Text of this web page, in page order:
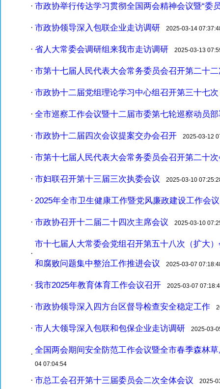
· 市政协举行传达学习贯彻全国两会精神会议暨“委
· 市政协领导深入包联企业走访调研 2025-03-14
· 省人大常委会调研组来我市走访调研 2025-03-13
· 市第十七届人民代表大会常务委员会召开第二十
· 市政协十二届党组理论学习中心组召开第三十七
· 全市巡察工作会议暨十二届市委第七轮巡察动员
· 市政协十二届四次会议提案交办会召开 2025-03-12
· 市第十七届人民代表大会常务委员会召开第二十
· 市妇联召开第十三届三次执委会议 2025-03-10
· 2025年全市卫生健康工作暨党风廉政建设工作会
· 市政协召开十二届二十四次主席会议 2025-03-10
·
市十七届人大常委会党组召开第五十八次（扩大
和腐败问题集中整治工作推进会议
2025-03-07
· 我市2025年教育体育工作会议召开 2025-03-07
· 市政协领导深入四方台区督导检查安全稳定工作
· 市人大领导深入包联和包保企业走访调研 2025-03-
· 全国两会期间安全防范工作会议暨全市春季森林
04 07:04:54
· 市总工会召开第十三届委员会二次全体会议 2025-